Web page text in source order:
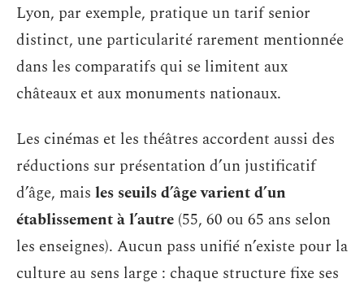
Lyon, par exemple, pratique un tarif senior
distinct, une particularité rarement mentionnée
dans les comparatifs qui se limitent aux
châteaux et aux monuments nationaux.
Les cinémas et les théâtres accordent aussi des
réductions sur présentation d’un justificatif
d’âge, mais les seuils d’âge varient d’un
établissement à l’autre (55, 60 ou 65 ans selon
les enseignes). Aucun pass unifié n’existe pour la
culture au sens large : chaque structure fixe ses